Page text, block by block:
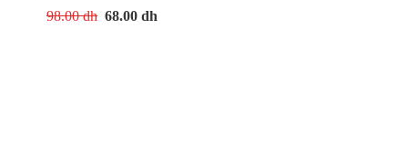
BIO 75ml
98.00dh Original
68.00 dh